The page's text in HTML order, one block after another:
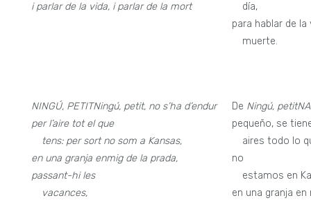
i parlar de la vida, i parlar de la mort
día,
para hablar de la
muerte.
NINGÚ, PETITNingú, petit, no s’ha d’endur
per l’aire tot el que
tens: per sort no som a Kansas,
en una granja enmig de la prada,
passant-hi les
vacances,
De Ningú, petit
pequeño, se
aires todo lo
no
estamos en
en una granja